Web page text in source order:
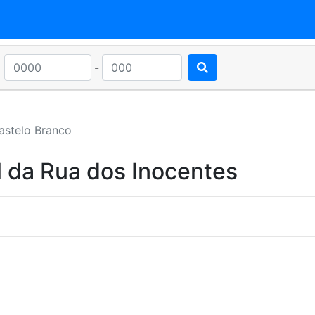
-
Branco
Rua dos Inocentes